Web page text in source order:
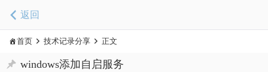
返回
首页 技术记录分享 正文
windows添加自启服务